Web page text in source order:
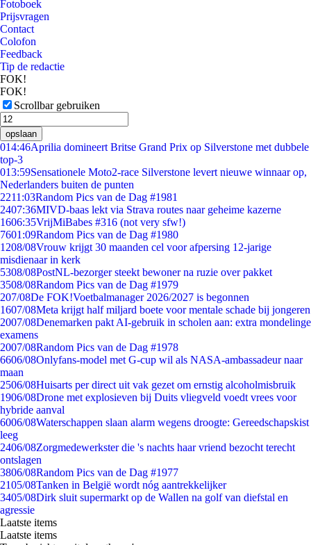
Fotoboek
Prijsvragen
Contact
Colofon
Feedback
Tip de redactie
FOK!
FOK!
Scrollbar gebruiken
opslaan
014:46Aprilia domineert Britse Grand Prix op Silverstone met dubbele
top-3
013:59Sensationele Moto2-race Silverstone levert nieuwe winnaar op,
Nederlanders buiten de punten
2211:03Random Pics van de Dag #1981
2407:36MIVD-baas lekt via Strava routes naar geheime kazerne
1606:35VrijMiBabes #316 (not very sfw!)
7601:09Random Pics van de Dag #1980
1208/08Vrouw krijgt 30 maanden cel voor afpersing 12-jarige
misdienaar in kerk
5308/08PostNL-bezorger steekt bewoner na ruzie over pakket
3508/08Random Pics van de Dag #1979
207/08De FOK!Voetbalmanager 2026/2027 is begonnen
1607/08Meta krijgt half miljard boete voor mentale schade bij jongeren
2007/08Denemarken pakt AI-gebruik in scholen aan: extra mondelinge
examens
2007/08Random Pics van de Dag #1978
6606/08Onlyfans-model met G-cup wil als NASA-ambassadeur naar
maan
2506/08Huisarts per direct uit vak gezet om ernstig alcoholmisbruik
1906/08Drone met explosieven bij Duits vliegveld voedt vrees voor
hybride aanval
6006/08Waterschappen slaan alarm wegens droogte: Gereedschapskist
leeg
2406/08Zorgmedewerkster die 's nachts haar vriend bezocht terecht
ontslagen
3806/08Random Pics van de Dag #1977
2105/08Tanken in België wordt nóg aantrekkelijker
3405/08Dirk sluit supermarkt op de Wallen na golf van diefstal en
agressie
Laatste items
Laatste items